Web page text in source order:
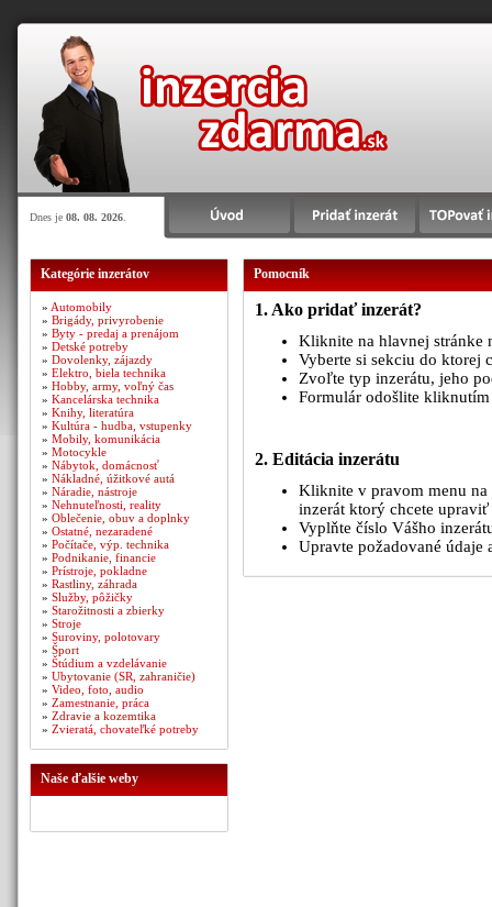
Dnes je 08. 08. 2026
Kategórie inzerátov
» Automobily
» Brigády, privyrobenie
» Byty - predaj a prenájom
» Detské potreby
» Dovolenky, zájazdy
» Elektro, biela technika
» Hobby, army, voľný čas
» Kancelárska technika
» Knihy, literatúra
» Kultúra - hudba, vstupenky
» Mobily, komunikácia
» Motocykle
» Nábytok, domácnosť
» Nákladné, úžitkové autá
» Náradie, nástroje
» Nehnuteľnosti, reality
» Oblečenie, obuv a doplnky
» Ostatné, nezaradené
» Počítače, výp. technika
» Podnikanie, financie
» Prístroje, pokladne
» Rastliny, záhrada
» Služby, pôžičky
» Starožitnosti a zbierky
» Stroje
» Suroviny, polotovary
» Šport
» Štúdium a vzdelávanie
» Ubytovanie (SR, zahraničie)
» Video, foto, audio
» Zamestnanie, práca
» Zdravie a kozemtika
» Zvieratá, chovateľké potreby
Naše ďalšie weby
Pomocník
1. Ako pridať inzerát?
Kliknite na hlavnej stránke
Vyberte si sekciu do ktorej
Zvoľte typ inzerátu, jeho
Formulár odošlite
2. Editácia inzerátu
Kliknite v pravom menu
inzerát ktorý chcete
Vyplňte číslo Vášho
Upravte požadované údaje